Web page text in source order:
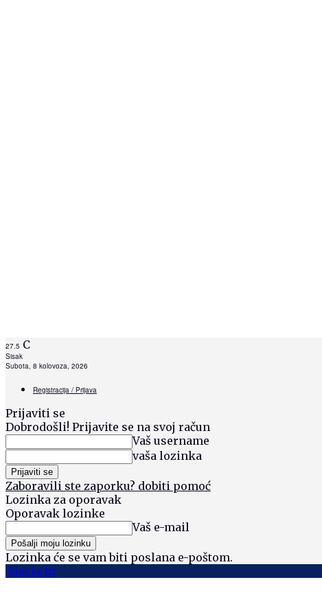
27.5 C
Sisak
Subota, 8 kolovoza, 2026
Registracija / Prijava
Prijaviti se
Dobrodošli! Prijavite se na svoj račun
Vaš username
vaša lozinka
Zaboravili ste zaporku? dobiti pomoć
Lozinka za oporavak
Oporavak lozinke
Vaš e-mail
Lozinka će se vam biti poslana e-poštom.
Siscia hr